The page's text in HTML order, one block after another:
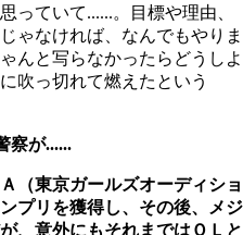
っていて......。目標や理由、
ゃなければ、なんでもやりま
んと写らなかったらどうしよ
吹っ切れて燃えたという
察が......
（東京ガールズオーディショ
プリを獲得し、その後、メジ
、意外にもそれまではＯＬと